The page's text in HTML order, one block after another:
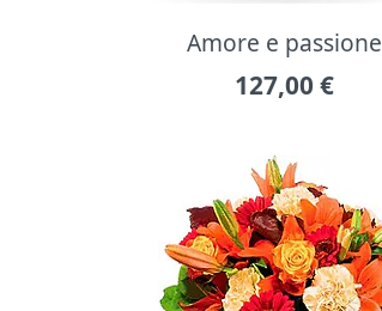
Amore e passione
127,00 €